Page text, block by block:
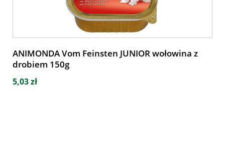
ANIMONDA Vom Feinsten JUNIOR wołowina z
drobiem 150g
5,03 zł